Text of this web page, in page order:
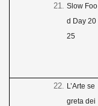
Slow Foo
d Day 20
25
L’Arte se
greta dei